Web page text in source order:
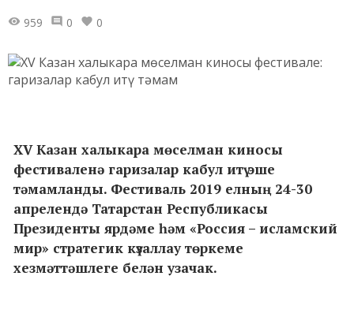
959 0 0
XV Казан халыкара мөселман киносы
фестиваленә гаризалар кабул итү эше
тәмамланды. Фестиваль 2019 елның 24-30
апрелендә Татарстан Республикасы
Президенты ярдәме һәм «Россия – исламский
мир» стратегик күзаллау төркеме
хезмәттәшлеге белән узачак.